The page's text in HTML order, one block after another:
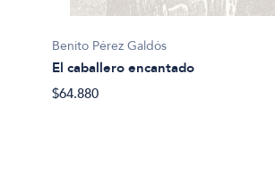
Benito Pérez Galdós
El caballero encantado
$64.880